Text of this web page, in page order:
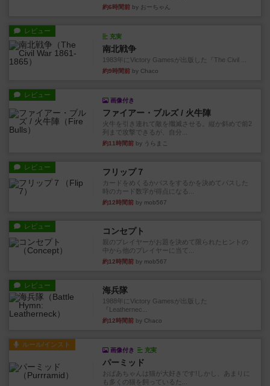
約6時間前 by おーちゃん
レビュー
充実
南北戦争
1983年にVictory Gamesが出版した『The Civil ...
約9時間前 by Chaco
レビュー
画像付き
ファイアー・ブルズ / 火牛陣
火牛を引き連れて敵を殲滅させる。縦か斜めで前2
列まで攻撃できるが、自分...
約11時間前 by うらまこ
レビュー フリップ７
カードをめくるかパスをするかを決めてパスした
時のカード数字が得点になる...
約12時間前 by mob567
レビュー コンセプト
親のプレイヤーがお題を決めて限られたヒントの
中から他のプレイヤーに当て...
約12時間前 by mob567
レビュー 海兵隊
1988年にVictory Gamesが出版した
『Leathernec...
約12時間前 by Chaco
ルール/インスト
画像付き 充実
パーミッド
おばあちゃんは猫が大好きです!しかし、あまりに
も多くの猫を飼っているた...